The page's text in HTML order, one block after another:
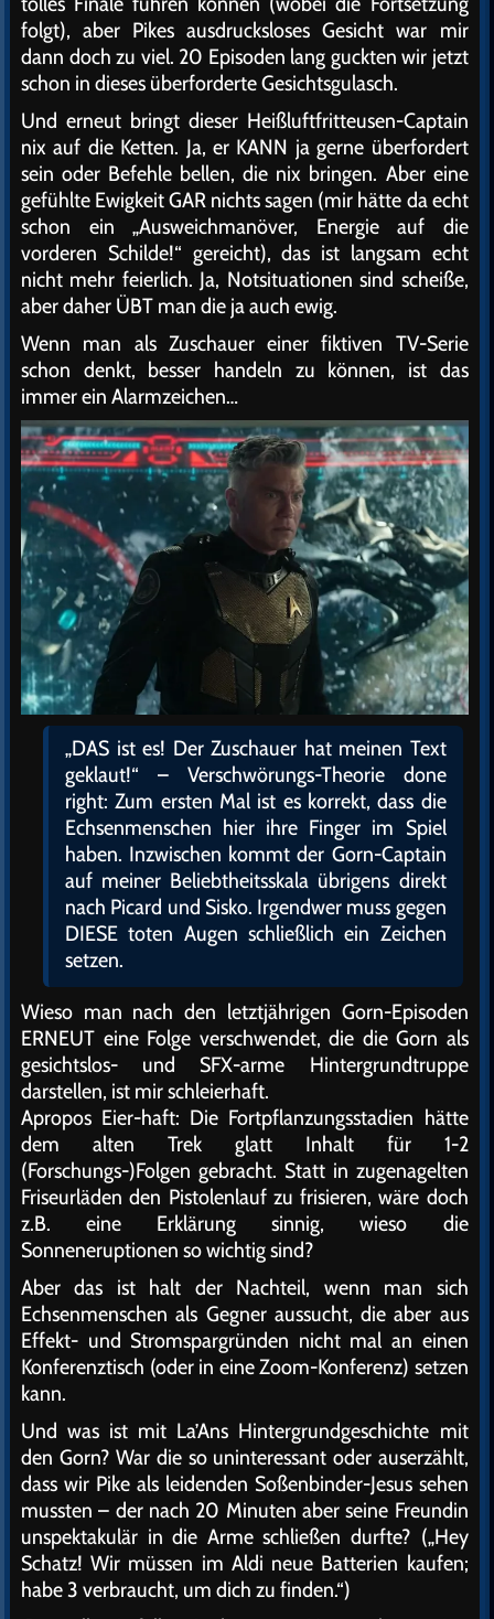
folgt), aber Pikes ausdrucksloses Gesicht war mir
dann doch zu viel. 20 Episoden lang guckten wir jetzt
schon in dieses überforderte Gesichtsgulasch.
Und erneut bringt dieser Heißluftfritteusen-Captain
nix auf die Ketten. Ja, er KANN ja gerne überfordert
sein oder Befehle bellen, die nix bringen. Aber eine
gefühlte Ewigkeit GAR nichts sagen (mir hätte da echt
schon ein „Ausweichmanöver, Energie auf die
vorderen Schilde!“ gereicht), das ist langsam echt
nicht mehr feierlich. Ja, Notsituationen sind scheiße,
aber daher ÜBT man die ja auch ewig.
Wenn man als Zuschauer einer fiktiven TV-Serie
schon denkt, besser handeln zu können, ist das
immer ein Alarmzeichen…
„DAS ist es! Der Zuschauer hat meinen Text
geklaut!“ – Verschwörungs-Theorie done
right: Zum ersten Mal ist es korrekt, dass die
Echsenmenschen hier ihre Finger im Spiel
haben. Inzwischen kommt der Gorn-Captain
auf meiner Beliebtheitsskala übrigens direkt
nach Picard und Sisko. Irgendwer muss gegen
DIESE toten Augen schließlich ein Zeichen
setzen.
Wieso man nach den letztjährigen Gorn-Episoden
ERNEUT eine Folge verschwendet, die die Gorn als
gesichtslos- und SFX-arme Hintergrundtruppe
darstellen, ist mir schleierhaft.
Apropos Eier-haft: Die Fortpflanzungsstadien hätte
dem alten Trek glatt Inhalt für 1-2
(Forschungs-)Folgen gebracht. Statt in zugenagelten
Friseurläden den Pistolenlauf zu frisieren, wäre doch
z.B. eine Erklärung sinnig, wieso die
Sonneneruptionen so wichtig sind?
Aber das ist halt der Nachteil, wenn man sich
Echsenmenschen als Gegner aussucht, die aber aus
Effekt- und Stromspargründen nicht mal an einen
Konferenztisch (oder in eine Zoom-Konferenz) setzen
kann.
Und was ist mit La’Ans Hintergrundgeschichte mit
den Gorn? War die so uninteressant oder auserzählt,
dass wir Pike als leidenden Soßenbinder-Jesus sehen
mussten – der nach 20 Minuten aber seine Freundin
unspektakulär in die Arme schließen durfte? („Hey
Schatz! Wir müssen im Aldi neue Batterien kaufen;
habe 3 verbraucht, um dich zu finden.“)